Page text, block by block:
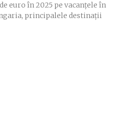
euro în 2025 pe vacan­ţele în
principalele destinaţii